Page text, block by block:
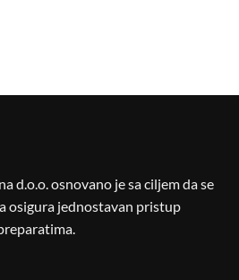
d.o.o. osnovano je sa ciljem da se
osigura jednostavan pristup